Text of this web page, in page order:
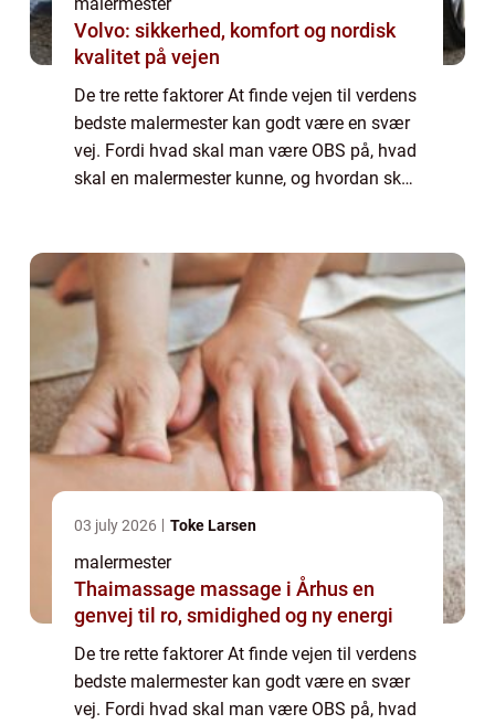
Volvo: sikkerhed, komfort og nordisk
kvalitet på vejen
De tre rette faktorer At finde vejen til verdens
bedste malermester kan godt være en svær
vej. Fordi hvad skal man være OBS på, hvad
skal en malermester kunne, og hvordan skal
03 july 2026 Toke Larsen
malermester
Thaimassage massage i Århus en
genvej til ro, smidighed og ny energi
De tre rette faktorer At finde vejen til verdens
bedste malermester kan godt være en svær
vej. Fordi hvad skal man være OBS på, hvad